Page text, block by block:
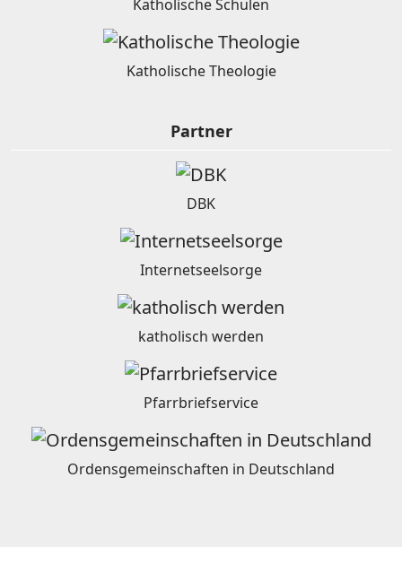
Katholische Schulen
Katholische Theologie
Partner
DBK
Internetseelsorge
katholisch werden
Pfarrbriefservice
Ordensgemeinschaften in Deutschland